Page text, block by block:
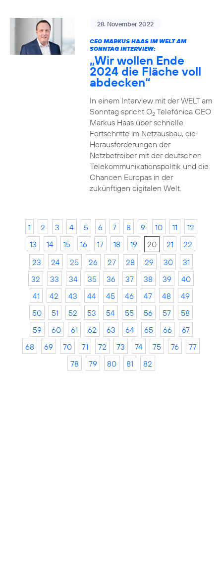
28. November 2022
CEO MARKUS HAAS IM WELT AM
SONNTAG INTERVIEW:
„Wir wollen Ende
2024 die Fläche voll
abdecken“
In einem Interview mit der WELT am
Sonntag spricht O2Telefónica CEO
Markus Haas über schnelle
Fortschritte im Netzausbau, die
Herausforderungen der
Netzbetreiber mit der deutschen
Telekommunikationspolitik und die
Chancen Europas in der
zukünftigen digitalen Welt.
1 2 3 4 5 6 7 8 9 10 11
12
13
14 15 16 17 18 19 20 21
22
23
24 25 26 27 28 29 30
31
32
33 34 35 36 37 38 39
40
41
42 43 44 45 46 47 48
49
50
51 52 53 54 55 56 57
58
59
60 61 62 63 64 65 66
67
68
69 70 71 72 73 74 75 76
77
78
79 80 81 82